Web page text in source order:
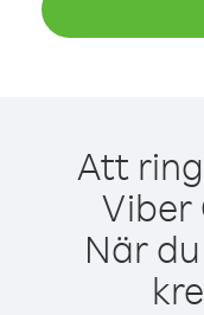
Att
Viber
När